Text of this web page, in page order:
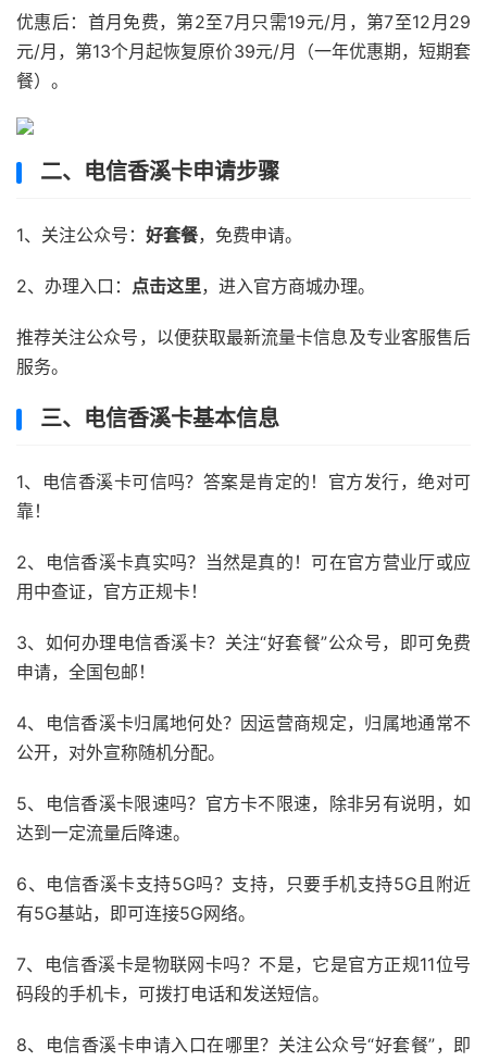
优惠后：首月免费，第2至7月只需19元/月，第7至12月29
元/月，第13个月起恢复原价39元/月（一年优惠期，短期套
餐）。
二、电信香溪卡申请步骤
1、关注公众号： 好套餐，免费申请。
2、办理入口： 点击这里，进入官方商城办理。
推荐关注公众号，以便获取最新流量卡信息及专业客服售后
服务。
三、电信香溪卡基本信息
1、电信香溪卡可信吗？答案是肯定的！官方发行，绝对可
靠！
2、电信香溪卡真实吗？当然是真的！可在官方营业厅或应
用中查证，官方正规卡！
3、如何办理电信香溪卡？关注“好套餐”公众号，即可免费
申请，全国包邮！
4、电信香溪卡归属地何处？因运营商规定，归属地通常不
公开，对外宣称随机分配。
5、电信香溪卡限速吗？官方卡不限速，除非另有说明，如
达到一定流量后降速。
6、电信香溪卡支持5G吗？支持，只要手机支持5G且附近
有5G基站，即可连接5G网络。
7、电信香溪卡是物联网卡吗？不是，它是官方正规11位号
码段的手机卡，可拨打电话和发送短信。
8、电信香溪卡申请入口在哪里？关注公众号“好套餐”，即